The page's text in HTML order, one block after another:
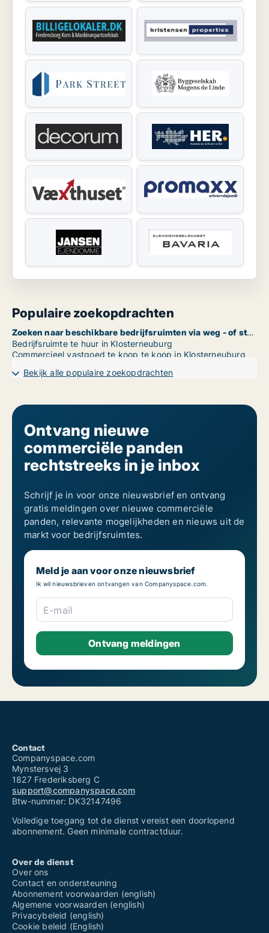
Populaire zoekopdrachten
Zoeken naar beschikbare bedrijfsruimten via weg - of straatnaam in Klosterneuburg
Bedrijfsruimte te huur in Klosterneuburg
Commercieel vastgoed te koop te koop in Klosterneuburg
Bekijk alle populaire zoekopdrachten
Ontvang nieuwe
commerciële panden
rechtstreeks in je inbox
Schrijf je in voor onze nieuwsbrief en ontvang
gratis meldingen over nieuwe commerciële
panden, relevante mogelijkheden en nieuws uit de
markt voor bedrijfsruimtes.
Meld je aan voor onze nieuwsbrief
Ik wil nieuwsbrieven ontvangen van Companyspace.com.
E-mail
Contact
Companyspace.com
Mynstersvej 3
1827 Frederiksberg C
support@companyspace.com
Btw-nummer: DK32147496
Volledige toegang tot de dienst vereist een doorlopend
abonnement. Geen minimale contractduur.
Over de dienst
Over ons
Contact en ondersteuning
Abonnement voorwaarden (english)
Algemene voorwaarden (english)
Privacybeleid (english)
Cookie beleid (English)